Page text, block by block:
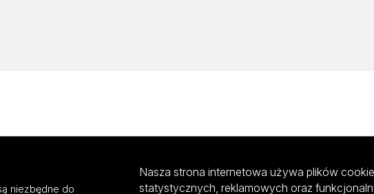
niezbędne do
Nasza strona internetowa używa plików
statystycznych, reklamowych oraz